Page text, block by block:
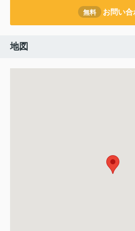
無料 お問い合
地図